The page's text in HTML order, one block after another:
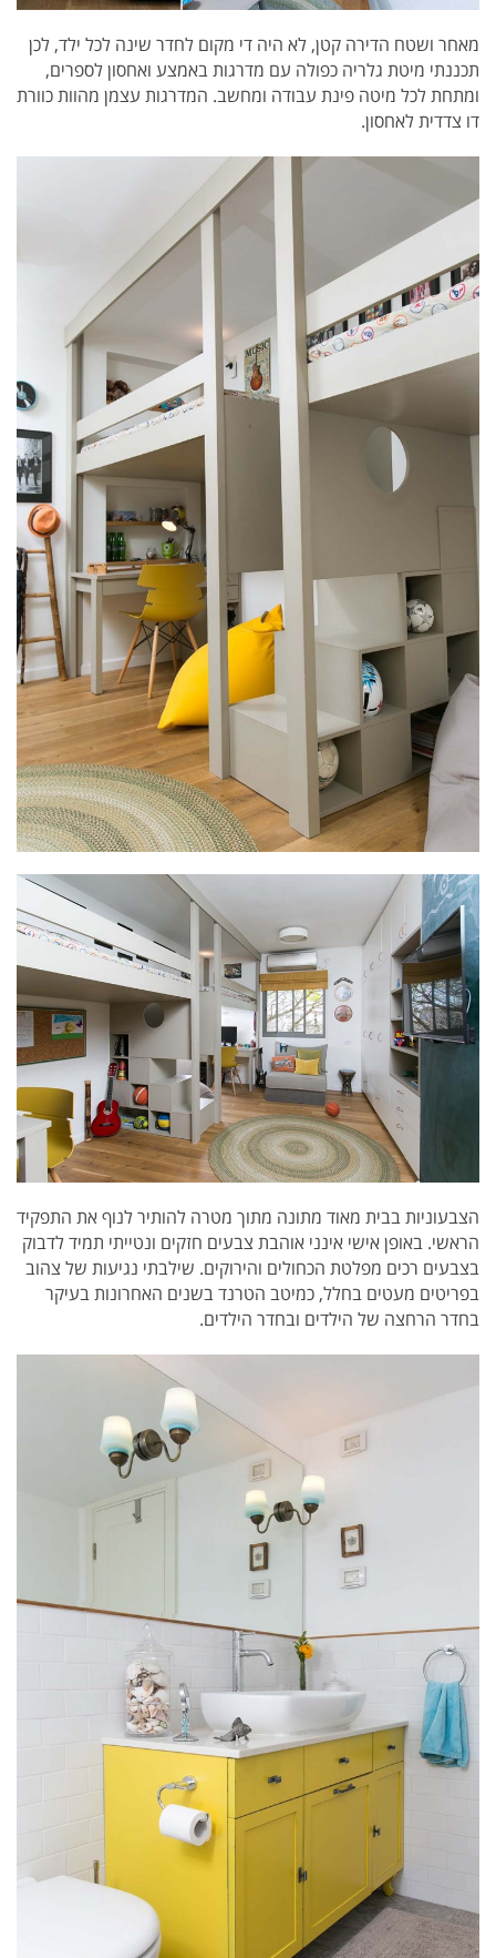
מאחר ושטח הדירה קטן, לא היה די מקום לחדר שינה לכל ילד, לכן
תכננתי מיטת גלריה כפולה עם מדרגות באמצע ואחסון לספרים,
ומתחת לכל מיטה פינת עבודה ומחשב. המדרגות עצמן מהוות כוורת
דו צדדית לאחסון.
הצבעוניות בבית מאוד מתונה מתוך מטרה להותיר לנוף את התפקיד
הראשי. באופן אישי אינני אוהבת צבעים חזקים ונטייתי תמיד לדבוק
בצבעים רכים מפלטת הכחולים והירוקים. שילבתי נגיעות של צהוב
בפריטים מעטים בחלל, כמיטב הטרנד בשנים האחרונות בעיקר
בחדר הרחצה של הילדים ובחדר הילדים.